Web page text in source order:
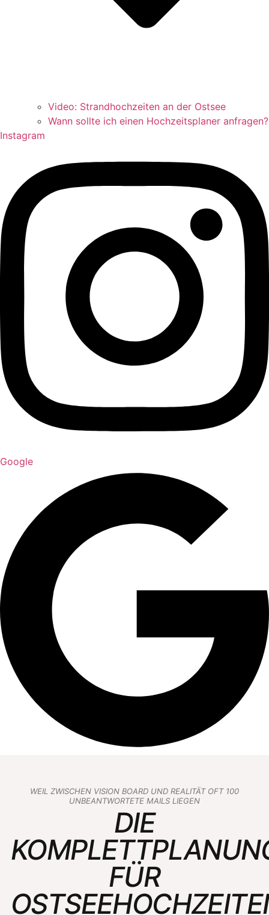
Video: Strandhochzeiten an der Ostsee
Wann sollte ich einen Hochzeitsplaner anfragen?
Instagram
Google
WEIL ZWISCHEN VISION BOARD UND REALITÄT OFT 100
UNBEANTWORTETE MAILS LIEGEN
DIE
FÜR